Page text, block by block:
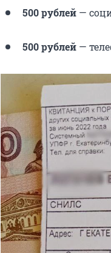
500 рублей —
500 рублей —